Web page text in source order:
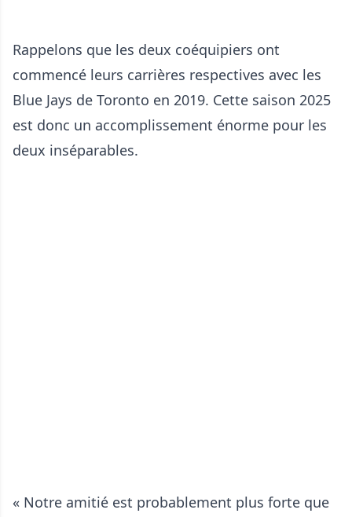
Rappelons que les deux coéquipiers ont
commencé leurs carrières respectives avec les
Blue Jays de Toronto en 2019. Cette saison 2025
est donc un accomplissement énorme pour les
deux inséparables.
« Notre amitié est probablement plus forte que